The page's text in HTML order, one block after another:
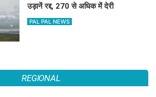
उड़ानें रद्द, 270 से अधिक में देरी
PAL PAL NEWS
REGIONAL